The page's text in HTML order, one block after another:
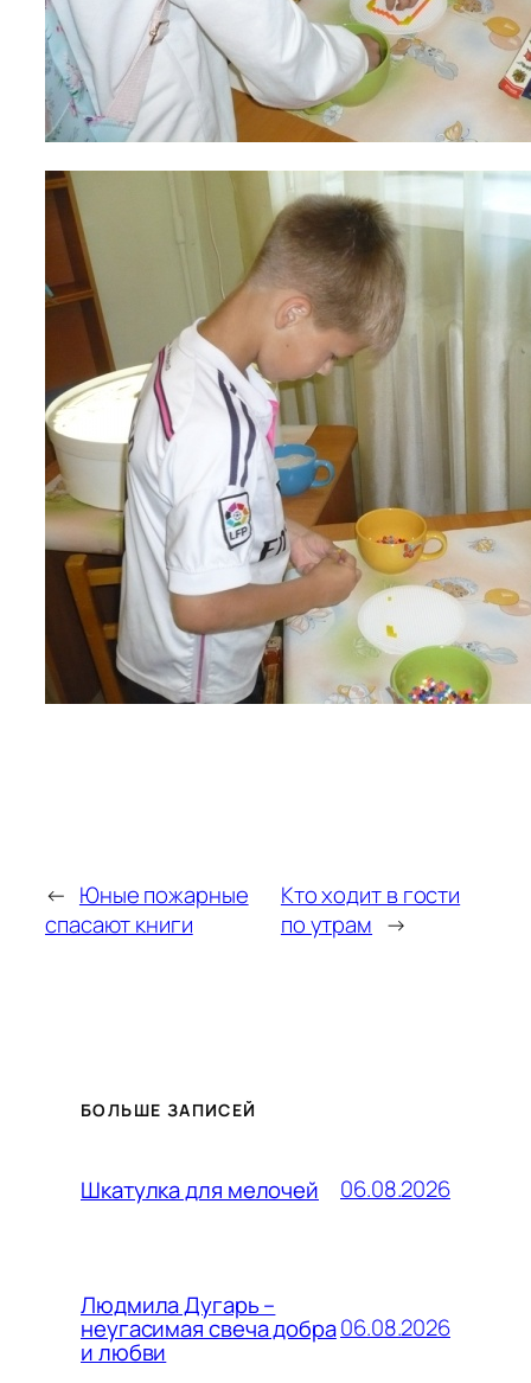
← Юные пожарные
спасают книги
Кто ходит в гости
по утрам →
БОЛЬШЕ ЗАПИСЕЙ
Шкатулка для мелочей 06.08.2026
Людмила Дугарь –
неугасимая свеча добра
и любви
06.08.2026